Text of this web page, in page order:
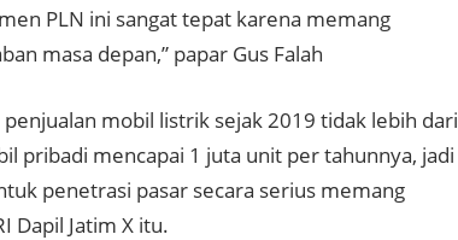
PLN ini sangat tepat karena memang
masa depan,” papar Gus Falah
mobil listrik sejak 2019 tidak lebih dari
pribadi mencapai 1 juta unit per tahunnya, jadi
penetrasi pasar secara serius memang
Dapil Jatim X itu.